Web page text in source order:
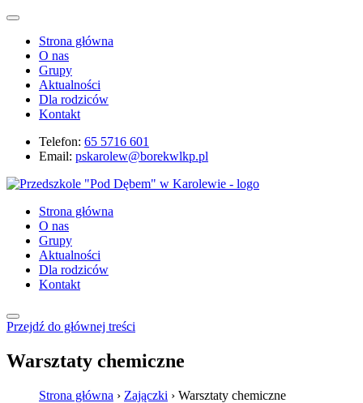
Strona główna
O nas
Grupy
Aktualności
Dla rodziców
Kontakt
Telefon: 65 5716 601
Email: pskarolew@borekwlkp.pl
Strona główna
O nas
Grupy
Aktualności
Dla rodziców
Kontakt
Przejdź do głównej treści
Warsztaty chemiczne
Strona główna › Zajączki › Warsztaty chemiczne